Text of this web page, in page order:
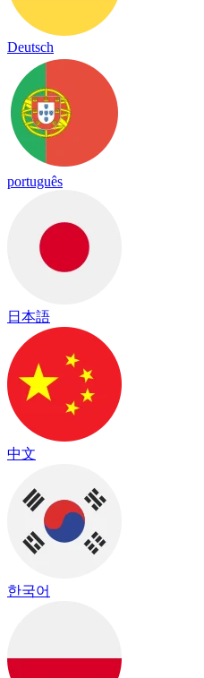
Deutsch
português
日本語
中文
한국어